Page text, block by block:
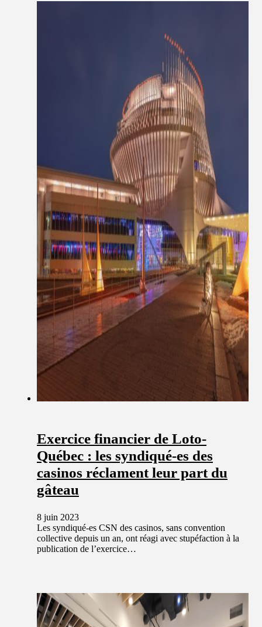
Exercice financier de Loto-
Québec : les syndiqué-es des
casinos réclament leur part du
gâteau
8 juin 2023
Les syndiqué-es CSN des casinos, sans convention
collective depuis un an, ont réagi avec stupéfaction à la
publication de l’exercice…